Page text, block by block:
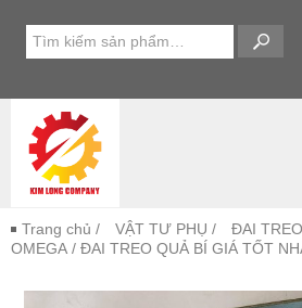
Trang chủ / VẬT TƯ PHỤ /
ĐAI
OMEGA / ĐAI TREO QUẢ BÍ GIÁ TỐT